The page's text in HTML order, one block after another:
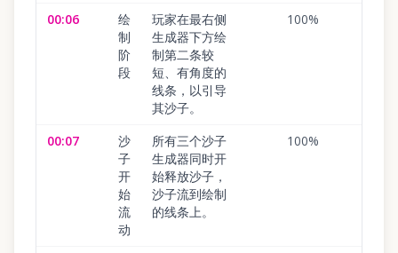
00:06
绘
制
阶
段
玩家在最右侧
生成器下方绘
制第二条较
短、有角度的
线条，以引导
其沙子。
100%
00:07
沙
子
开
始
流
动
所有三个沙子
生成器同时开
始释放沙子，
沙子流到绘制
的线条上。
100%